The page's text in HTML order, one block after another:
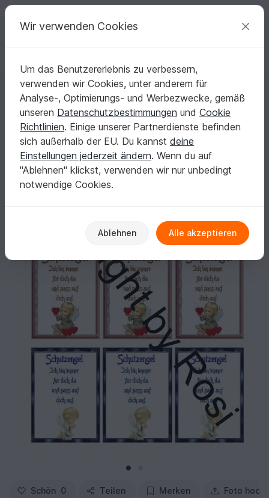
Deine kreativen Ideen
Deutsch | € (EUR) einloggen Kostenlos registrieren
Startseite Basteln Basteln mit Papier Karten
Sorgenwürmchen - Glückswürmchen - Sprüche - Kärtchen - Karte
Sorgenwürmchen - Glückswürmchen -
Sprüche - Kärtchen - Karte NEU!!
Schön 0 Teilen Merken Foto
Wir verwenden Cookies
Um das Benutzererlebnis zu verbessern,
verwenden wir Cookies, unter anderem für
Analyse-, Optimierungs- und Werbezwecke, gemäß
unseren Datenschutzbestimmungen und Cookie
Richtlinien. Einige unserer Partnerdienste befinden
sich außerhalb der EU. Du kannst deine
Einstellungen jederzeit ändern. Wenn du auf
"Ablehnen" klickst, verwenden wir nur unbedingt
notwendige Cookies.
Ablehnen Alle akzeptieren